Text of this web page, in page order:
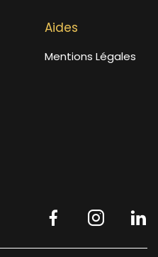
Aides
Mentions Légales